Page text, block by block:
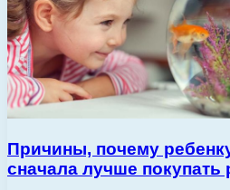
Причины, почему
сначала лучше покупать